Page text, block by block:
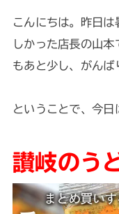
こんにちは。昨日
しかった店長の山
もあと少し、がん
ということで、今日
讃岐のう